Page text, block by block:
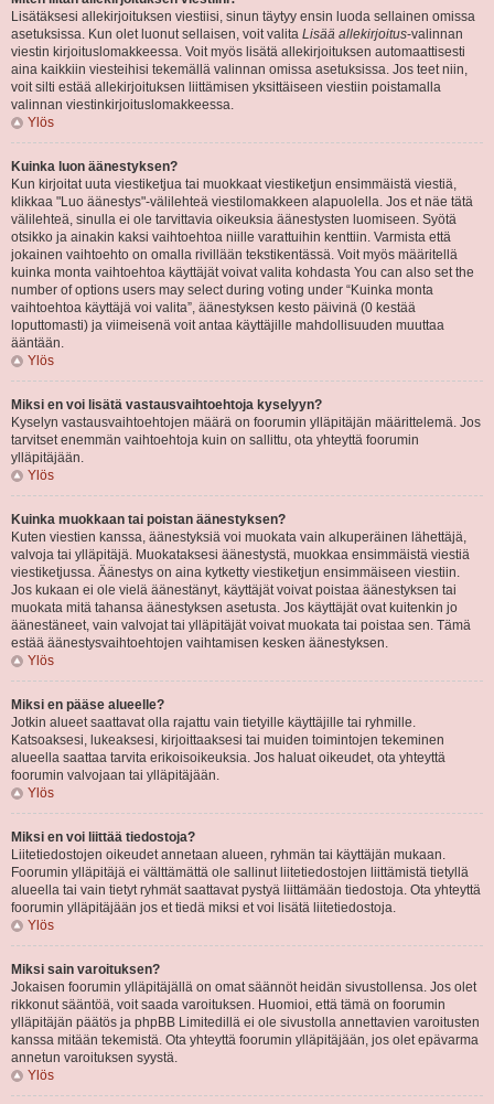
Lisätäksesi allekirjoituksen viestiisi, sinun täytyy ensin luoda sellainen omissa
asetuksissa. Kun olet luonut sellaisen, voit valita Lisää allekirjoitus-valinnan
viestin kirjoituslomakkeessa. Voit myös lisätä allekirjoituksen automaattisesti
aina kaikkiin viesteihisi tekemällä valinnan omissa asetuksissa. Jos teet niin,
voit silti estää allekirjoituksen liittämisen yksittäiseen viestiin poistamalla
valinnan viestinkirjoituslomakkeessa.
Ylös
Kuinka luon äänestyksen?
Kun kirjoitat uuta viestiketjua tai muokkaat viestiketjun ensimmäistä viestiä,
klikkaa "Luo äänestys"-välilehteä viestilomakkeen alapuolella. Jos et näe tätä
välilehteä, sinulla ei ole tarvittavia oikeuksia äänestysten luomiseen. Syötä
otsikko ja ainakin kaksi vaihtoehtoa niille varattuihin kenttiin. Varmista että
jokainen vaihtoehto on omalla rivillään tekstikentässä. Voit myös määritellä
kuinka monta vaihtoehtoa käyttäjät voivat valita kohdasta You can also set the
number of options users may select during voting under “Kuinka monta
vaihtoehtoa käyttäjä voi valita”, äänestyksen kesto päivinä (0 kestää
loputtomasti) ja viimeisenä voit antaa käyttäjille mahdollisuuden muuttaa
ääntään.
Ylös
Miksi en voi lisätä vastausvaihtoehtoja kyselyyn?
Kyselyn vastausvaihtoehtojen määrä on foorumin ylläpitäjän määrittelemä. Jos
tarvitset enemmän vaihtoehtoja kuin on sallittu, ota yhteyttä foorumin
ylläpitäjään.
Ylös
Kuinka muokkaan tai poistan äänestyksen?
Kuten viestien kanssa, äänestyksiä voi muokata vain alkuperäinen lähettäjä,
valvoja tai ylläpitäjä. Muokataksesi äänestystä, muokkaa ensimmäistä viestiä
viestiketjussa. Äänestys on aina kytketty viestiketjun ensimmäiseen viestiin.
Jos kukaan ei ole vielä äänestänyt, käyttäjät voivat poistaa äänestyksen tai
muokata mitä tahansa äänestyksen asetusta. Jos käyttäjät ovat kuitenkin jo
äänestäneet, vain valvojat tai ylläpitäjät voivat muokata tai poistaa sen. Tämä
estää äänestysvaihtoehtojen vaihtamisen kesken äänestyksen.
Ylös
Miksi en pääse alueelle?
Jotkin alueet saattavat olla rajattu vain tietyille käyttäjille tai ryhmille.
Katsoaksesi, lukeaksesi, kirjoittaaksesi tai muiden toimintojen tekeminen
alueella saattaa tarvita erikoisoikeuksia. Jos haluat oikeudet, ota yhteyttä
foorumin valvojaan tai ylläpitäjään.
Ylös
Miksi en voi liittää tiedostoja?
Liitetiedostojen oikeudet annetaan alueen, ryhmän tai käyttäjän mukaan.
Foorumin ylläpitäjä ei välttämättä ole sallinut liitetiedostojen liittämistä tietyllä
alueella tai vain tietyt ryhmät saattavat pystyä liittämään tiedostoja. Ota yhteyttä
foorumin ylläpitäjään jos et tiedä miksi et voi lisätä liitetiedostoja.
Ylös
Miksi sain varoituksen?
Jokaisen foorumin ylläpitäjällä on omat säännöt heidän sivustollensa. Jos olet
rikkonut sääntöä, voit saada varoituksen. Huomioi, että tämä on foorumin
ylläpitäjän päätös ja phpBB Limitedillä ei ole sivustolla annettavien varoitusten
kanssa mitään tekemistä. Ota yhteyttä foorumin ylläpitäjään, jos olet epävarma
annetun varoituksen syystä.
Ylös